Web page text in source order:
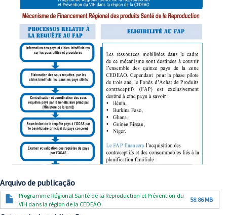
Arquivo de publicação
Documento
Programme Régional Santé de la Reproduction et Prévention du
VIH dans la région de la CEDEAO.
58.86 MB